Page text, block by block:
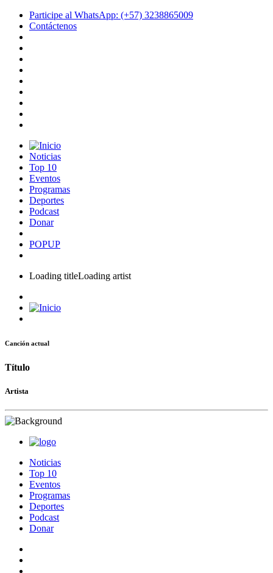
Participe al WhatsApp: (+57) 3238865009
Contáctenos
Noticias
Top 10
Eventos
Programas
Deportes
Podcast
Donar
POPUP
Loading titleLoading artist
Canción actual
Título
Artista
Noticias
Top 10
Eventos
Programas
Deportes
Podcast
Donar